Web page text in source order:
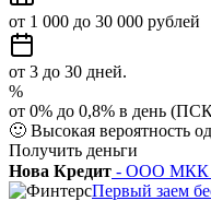
от 1 000 до 30 000 рублей
от 3 до 30 дней.
%
от 0% до 0,8% в день
🙂 Высокая вероятность
Получить деньги
Нова Кредит - ООО МКК
Первый заем